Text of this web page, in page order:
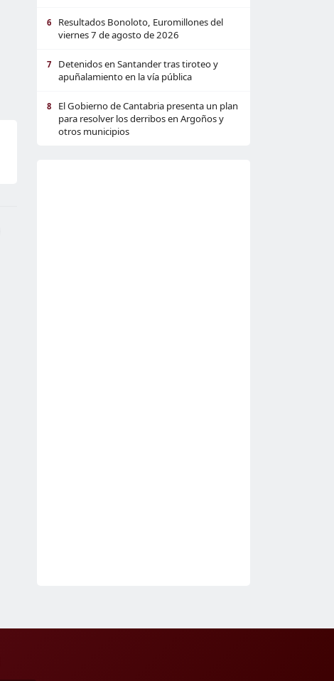
6
Resultados Bonoloto, Euromillones del
viernes 7 de agosto de 2026
7
Detenidos en Santander tras tiroteo y
apuñalamiento en la vía pública
8
El Gobierno de Cantabria presenta un plan
para resolver los derribos en Argoños y
otros municipios